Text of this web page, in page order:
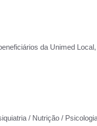
da Unimed
/ Nutrição /